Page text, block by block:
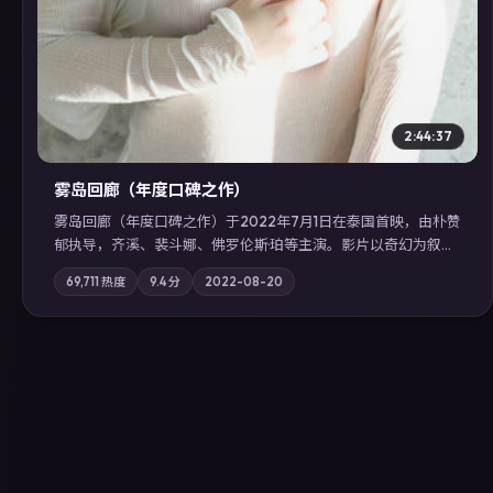
2:44:37
雾岛回廊（年度口碑之作）
雾岛回廊（年度口碑之作）于2022年7月1日在泰国首映，由朴赞
郁执导，齐溪、裴斗娜、佛罗伦斯·珀等主演。影片以奇幻为叙事
主轴，边境小镇的平静被一封匿名信彻底打破；摄影与配乐强化
地域气质；站内亦可通过「国产免费观看高清电视剧在线看」延
展检索同类型高分佳作，畅享高清在线追剧体验。
69,711 热度 9.4分 2022-08-20